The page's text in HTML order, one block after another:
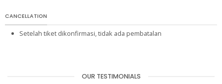
CANCELLATION
Setelah tiket dikonfirmasi, tidak ada pembatalan
OUR TESTIMONIALS